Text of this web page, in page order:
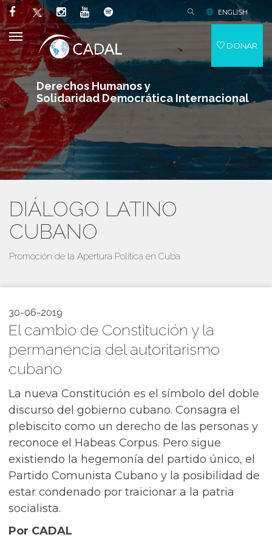
Derechos Humanos y
Solidaridad Democrática Internacional
ENGLISH
DONAR
DIÁLOGO LATINO
CUBANO
Promoción de la Apertura Política en Cuba
30-06-2019
El cambio de Constitución y la
permanencia del autoritarismo
cubano
La nueva Constitución es el símbolo del doble
discurso del gobierno cubano. Consagra el
plebiscito como un derecho de las personas y
reconoce el Habeas Corpus. Pero sigue
existiendo la hegemonía del partido único, el
Partido Comunista Cubano y la posibilidad de
estar condenado por traicionar a la patria
socialista.
Por CADAL